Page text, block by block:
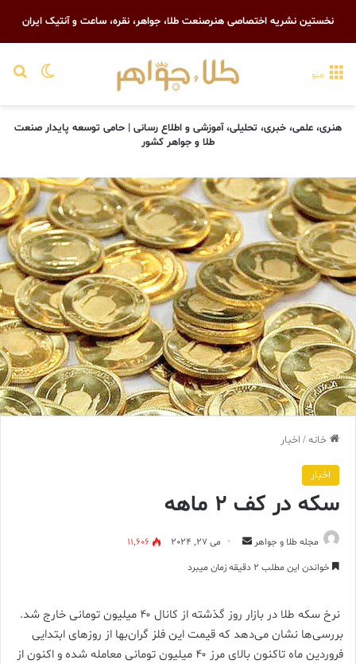
نخستین نشریه اختصاصی هنرصنعت طلا، جواهر، نقره، ساعت و آنتیک ایران
تغییر منو
هنری، علمی، خبری، تحلیلی، آموزشی و اطلاع رسانی | حامی توسعه پایدار صنعت
طلا و جواهر کشور
خانه/ اخبار
اخبار
سکه در کف ۲ ماهه
مجله طلا و جواهر
ارسال
می 27, 2024
11,606
خواندن این مطلب 2 دقیقه زمان میبرد
نرخ سکه طلا در بازار روز گذشته از کانال ۴۰ میلیون تومانی خارج شد.
بررسی‌ها نشان می‌دهد که قیمت این فلز گران‌بها از روز‌های ابتدایی
فروردین ماه تاکنون بالای مرز ۴۰ میلیون تومانی معامله شده و اکنون از